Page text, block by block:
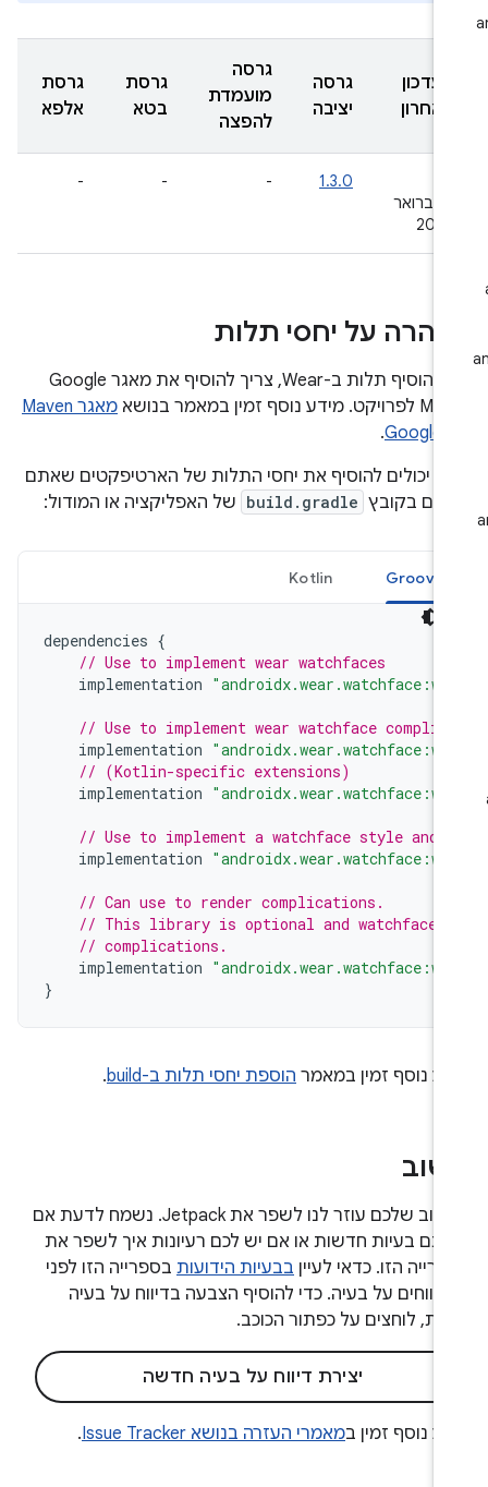
גרסה
יציבה
גרסה
מועמדת
להפצה
גרסת
גרסת
אלפא
בפברואר
על יחסי תלות
כדי להוסיף תלות ב-Wear, צריך להוסיף את מאגר Google
מאגר Maven
.
יכולים להוסיף את יחסי התלות של הארטיפקטים שאתם
בקובץ build.gradle של האפליקציה או המודול:
Groovy
Kotlin
dependencies
// Use to implement wear watchfaces
implementation
// Use to implement wear watchface
implementation
// (Kotlin-specific extensions)
implementation
// Use to implement a watchface style and
implementation
// Can use to render complications.
// This library is optional and watchfaces
// complications.
implementation
נוסף זמין במאמרהוספת יחסי תלות ב-build .
המשוב שלכם עוזר לנו לשפר את Jetpack. נשמח לדעת אם
בעיות חדשות או אם יש לכם רעיונות איך לשפר את
הזו. כדאי לעייןבבעיות הידועותבספרייה הזו לפני
על בעיה. כדי להוסיף הצבעה בדיווח על בעיה
לוחצים על כפתור הכוכב.
יצירת דיווח על בעיה חדשה
נוסף זמין במאמרי העזרה בנושא Issue Tracker .